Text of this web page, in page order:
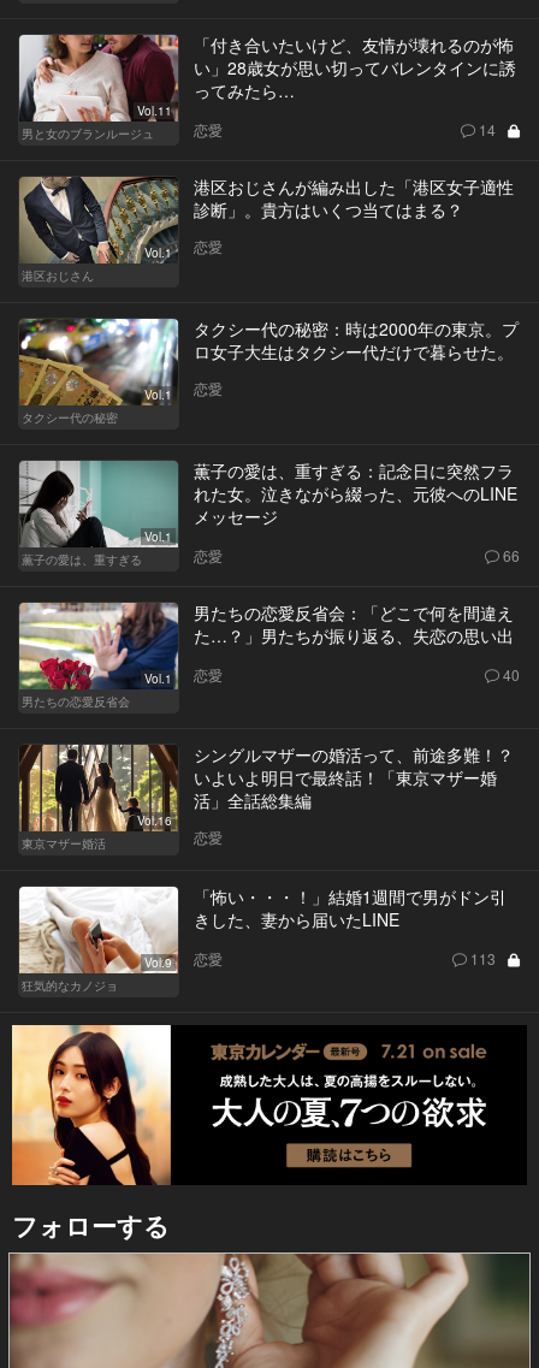
Vol.11
男と女のブランルージュ
「付き合いたいけど、友情が壊れるのが怖
い」28歳女が思い切ってバレンタインに誘
ってみたら…
恋愛 14
Vol.1
港区おじさん
港区おじさんが編み出した「港区女子適性
診断」。貴方はいくつ当てはまる？
恋愛
Vol.1
タクシー代の秘密
タクシー代の秘密：時は2000年の東京。プ
ロ女子大生はタクシー代だけで暮らせた。
恋愛
Vol.1
薫子の愛は、重すぎる
薫子の愛は、重すぎる：記念日に突然フラ
れた女。泣きながら綴った、元彼へのLINE
メッセージ
恋愛 66
Vol.1
男たちの恋愛反省会
男たちの恋愛反省会：「どこで何を間違え
た…？」男たちが振り返る、失恋の思い出
恋愛 40
Vol.16
東京マザー婚活
シングルマザーの婚活って、前途多難！？
いよいよ明日で最終話！「東京マザー婚
活」全話総集編
恋愛
Vol.9
狂気的なカノジョ
「怖い・・・！」結婚1週間で男がドン引
きした、妻から届いたLINE
恋愛 113
フォローする